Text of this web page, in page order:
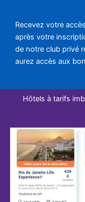
Recevez votre
après votre
de notre club privé
aurez accès aux
Hôtels à tarifs